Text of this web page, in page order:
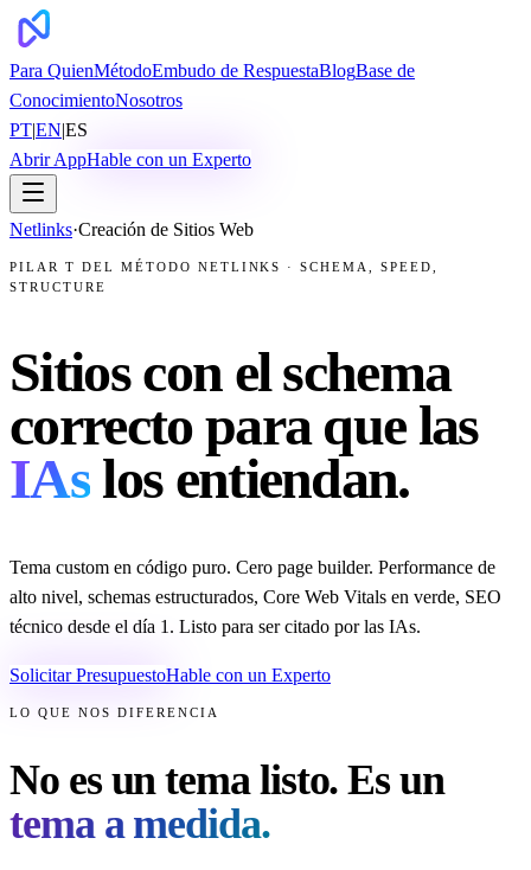
Para QuienMétodoEmbudo de RespuestaBlogBase de
ConocimientoNosotros
PT|EN|ES
Abrir AppHable con un Experto
Netlinks·Creación de Sitios Web
PILAR T DEL MÉTODO NETLINKS · SCHEMA, SPEED,
STRUCTURE
Sitios con el schema
correcto para que las
IAslos entiendan.
Tema custom en código puro. Cero page builder. Performance de
alto nivel, schemas estructurados, Core Web Vitals en verde, SEO
técnico desde el día 1. Listo para ser citado por las IAs.
Solicitar PresupuestoHable con un Experto
LO QUE NOS DIFERENCIA
No es un tema listo. Es un
tema a medida.